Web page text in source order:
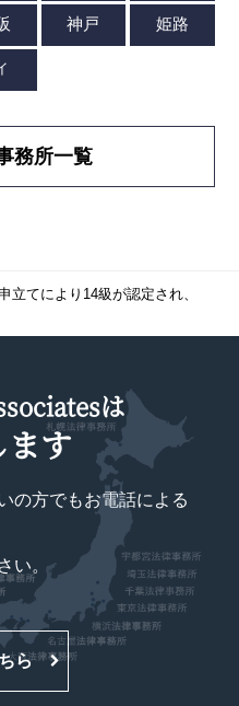
務所一覧
立てにより14級が認定され、
は
す
の方でもお電話による
い。
ら